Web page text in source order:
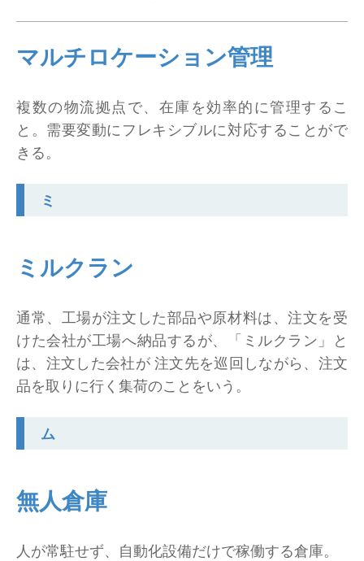
マルチロケーション管理
複数の物流拠点で、在庫を効率的に管理するこ
と。需要変動にフレキシブルに対応することがで
きる。
ミ
ミルクラン
通常、工場が注文した部品や原材料は、注文を受
けた会社が工場へ納品するが、「ミルクラン」と
は、注文した会社が 注文先を巡回しながら、注文
品を取りに行く集荷のことをいう。
ム
無人倉庫
人が常駐せず、自動化設備だけで稼働する倉庫。